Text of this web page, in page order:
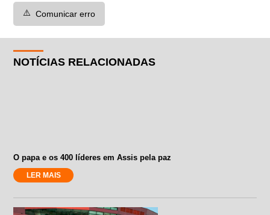
⚠️ Comunicar erro
NOTÍCIAS RELACIONADAS
O papa e os 400 líderes em Assis pela paz
LER MAIS